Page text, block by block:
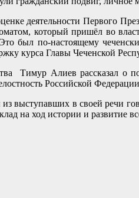
деятельности Первого
который пришёл во
был по-настоящему
курса Главы Чеченской
Тимур Алиев рассказал о
Российской
выступавших в своей речи
на ход истории и развитие